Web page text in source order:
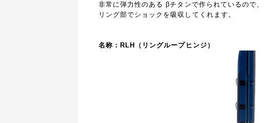
非常に弾力性のある βチタンで作られているので、
リング部でショックを吸収してくれます。
名称：RLH（リングループヒンジ）